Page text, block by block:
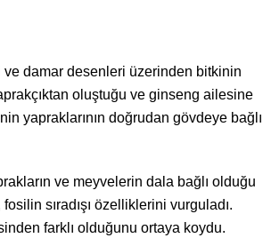
damar desenleri üzerinden bitkinin
oluştuğu ve ginseng ailesine
yapraklarının doğrudan gövdeye bağlı
ve meyvelerin dala bağlı olduğu
sıradışı özelliklerini vurguladı.
farklı olduğunu ortaya koydu.